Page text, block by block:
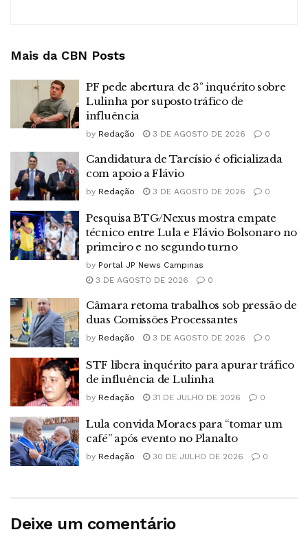
Mais da CBN Posts
PF pede abertura de 3º inquérito sobre
Lulinha por suposto tráfico de
influência
by Redação 3 DE AGOSTO DE 2026 0
Candidatura de Tarcísio é oficializada
com apoio a Flávio
by Redação 3 DE AGOSTO DE 2026 0
Pesquisa BTG/Nexus mostra empate
técnico entre Lula e Flávio Bolsonaro no
primeiro e no segundo turno
by Portal JP News Campinas
3 DE AGOSTO DE 2026
0
Câmara retoma trabalhos sob pressão de
duas Comissões Processantes
by Redação 3 DE AGOSTO DE 2026 0
STF libera inquérito para apurar tráfico
de influência de Lulinha
by Redação 31 DE JULHO DE 2026 0
Lula convida Moraes para “tomar um
café” após evento no Planalto
by Redação 30 DE JULHO DE 2026 0
Deixe um comentário